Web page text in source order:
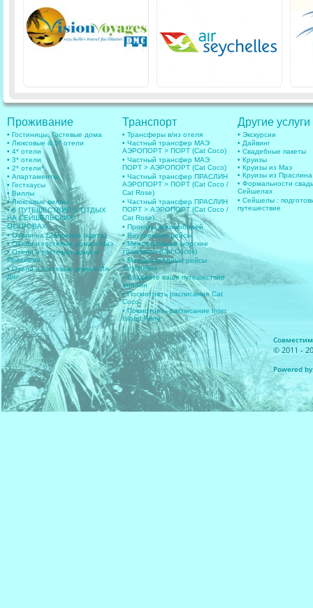
Проживание
• Гостиницы, Гостевые дома
• Люксовые & 5* отели
• 4* отели
• 3* отели
• 2* отели*
• Апартаменты
• Гестхаусы
• Виллы
• Люксовые виллы
• 6 ПУТЕШЕСТВИЕ & ОТДЫХ
НА СЕЙШЕЛЬСКИХ
ОСТРОВАХ
• Отели на Сейшелах (карта)
• Отели и гостевые дома в Маэ
• Отели и гостевые дома в
Праслине
• Отели и гостевые дома в Ля-
Диг
Транспорт
• Трансферы в/из отеля
• Частный трансфер МАЭ
АЭРОПОРТ > ПОРТ (Cat Coco)
• Частный трансфер МАЭ
ПОРТ > АЭРОПОРТ (Cat Coco)
• Частный трансфер ПРАСЛИН
АЭРОПОРТ > ПОРТ (Cat Coco /
Cat Rose)
• Частный трансфер ПРАСЛИН
ПОРТ > АЭРОПОРТ (Cat Coco /
Cat Rose)
• Прокаты автомобилей
• Внутренние рейсы
• Межостровные морские
транферы (Cat Cocos)
• Международные рейсы
Seychelles
• Создайте ваше путешествие
онлайн
• Посмотреть расписание Cat
Coco
• Посмотреть расписание Inter
Island Ferry
Другие услуги
• Экскурсии
• Дайвинг
• Свадебные пакеты
• Круизы
• Круизы из Маэ
• Круизы из Праслина
• Формальности
Сейшелах
• Сейшелы :
путешествие
© 2011 -
Powered by